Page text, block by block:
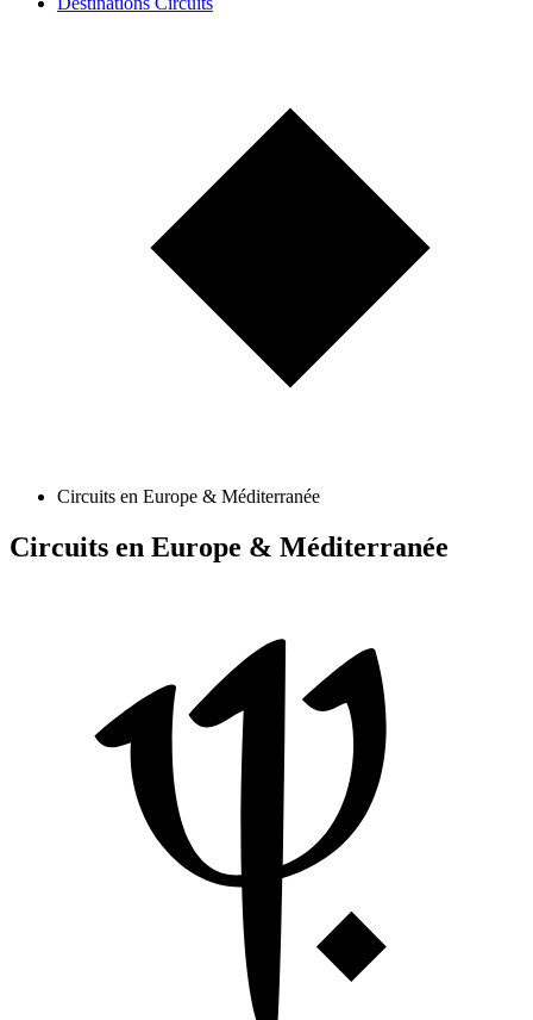
Circuits en Europe & Méditerranée
Circuits en Europe & Méditerranée